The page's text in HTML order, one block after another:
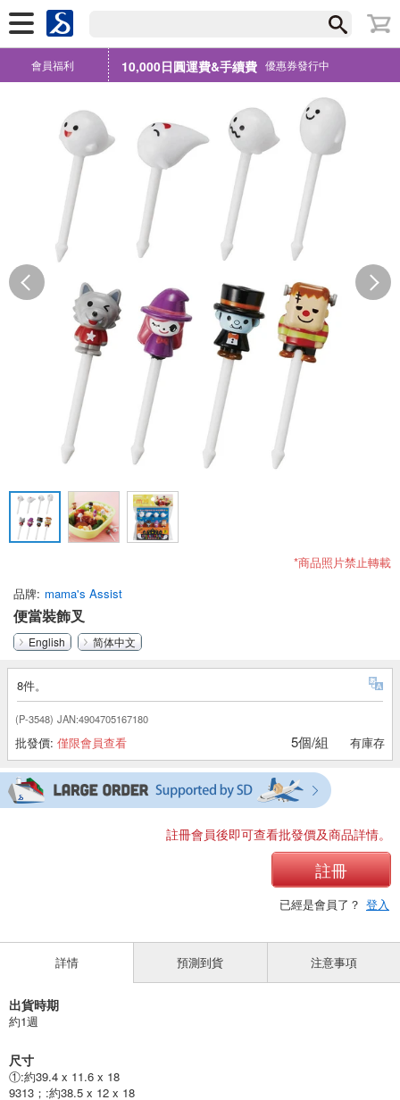
會員福利 10,000日圓運費&手續費 優惠券發行中
*商品照片禁止轉載
品牌 mama's Assist
便當裝飾叉
English 简体中文
8件。
(P-3548) JAN:4904705167180
批發價: 僅限會員查看 5個/組 有庫存
註冊會員後即可查看批發價及商品詳情。
註冊
已經是會員了？ 登入
詳情
出貨時期
約1週
尺寸
①:約39.4 x 11.6 x 18
9313；:約38.5 x 12 x 18
預測到貨 注意事項